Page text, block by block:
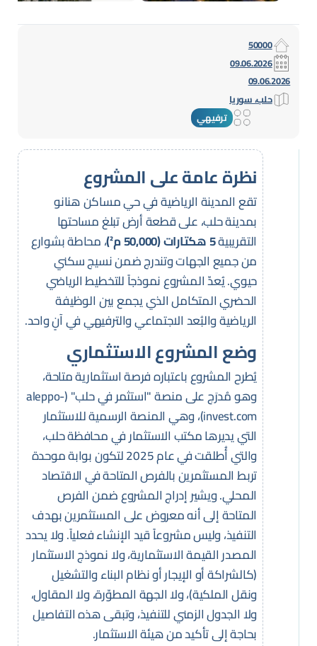
50000
09.06.2026
09.06.2026
حلب، سوريا
ترفيهي
نظرة عامة على المشروع
تقع المدينة الرياضية في حي مساكن هنانو
بمدينة حلب، على قطعة أرض تبلغ مساحتها
التقريبية5 هكتارات (50,000 م²)
، محاطة بشوارع
من جميع الجهات وتندرج ضمن نسيج سكني
حيوي. يُعدّ المشروع نموذجاً للتخطيط الرياضي
الحضري المتكامل الذي يجمع بين الوظيفة
الرياضية والبُعد الاجتماعي والترفيهي في آنٍ واحد.
وضع المشروع الاستثماري
يُطرح المشروع باعتباره فرصة استثمارية متاحة،
وهو مُدرَج على منصة "استثمر في حلب" (aleppo-
invest.com)، وهي المنصة الرسمية للاستثمار
التي يديرها مكتب الاستثمار في محافظة حلب،
والتي أُطلقت في عام 2025 لتكون بوابة موحدة
تربط المستثمرين بالفرص المتاحة في الاقتصاد
المحلي. ويشير إدراج المشروع ضمن الفرص
المتاحة إلى أنه معروض على المستثمرين بهدف
التنفيذ، وليس مشروعاً قيد الإنشاء فعلياً. ولا يحدد
المصدر القيمة الاستثمارية، ولا نموذج الاستثمار
(كالشراكة أو الإيجار أو نظام البناء والتشغيل
ونقل الملكية)، ولا الجهة المطوّرة، ولا المقاول،
ولا الجدول الزمني للتنفيذ، وتبقى هذه التفاصيل
بحاجة إلى تأكيد من هيئة الاستثمار.